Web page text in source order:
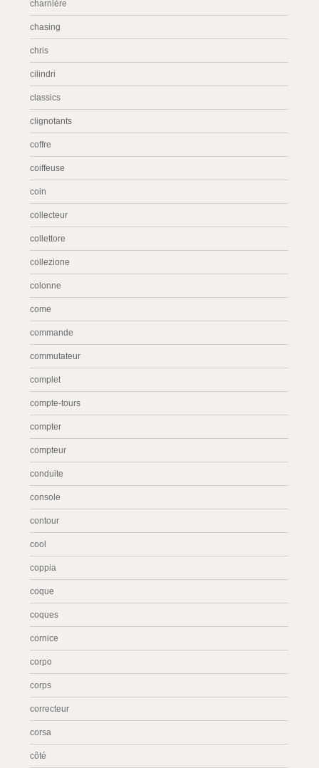
charnière
chasing
chris
cilindri
classics
clignotants
coffre
coiffeuse
coin
collecteur
collettore
collezione
colonne
come
commande
commutateur
complet
compte-tours
compter
compteur
conduite
console
contour
cool
coppia
coque
coques
cornice
corpo
corps
correcteur
corsa
côté